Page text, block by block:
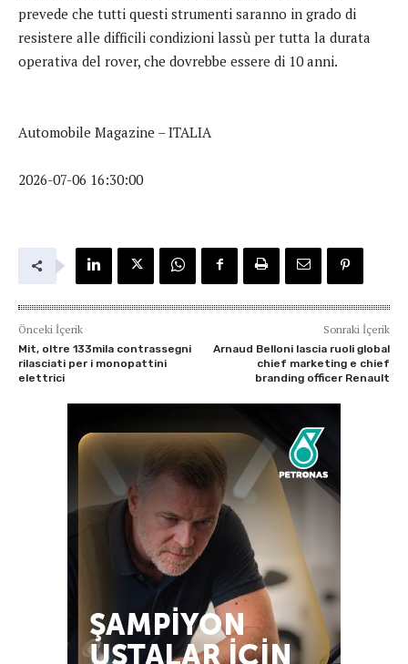
prevede che tutti questi strumenti saranno in grado di
resistere alle difficili condizioni lassù per tutta la durata
operativa del rover, che dovrebbe essere di 10 anni.
Automobile Magazine – ITALIA
2026-07-06 16:30:00
Önceki İçerik
Mit, oltre 133mila contrassegni
rilasciati per i monopattini
elettrici
Sonraki İçerik
Arnaud Belloni lascia ruoli global
chief marketing e chief
branding officer Renault